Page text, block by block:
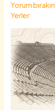
Yorum bırakın
Yerler